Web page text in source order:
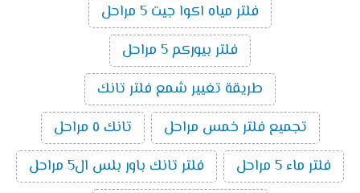
فلتر مياه اكوا جيت 5 مراحل
فلتر بيوركم 5 مراحل
طريقة تغيير شمع فلتر تانك
تجميع فلتر خمس مراحل
تانك ٥ مراحل
فلتر ماء 5 مراحل
فلتر تانك باور بلس ال5 مراحل